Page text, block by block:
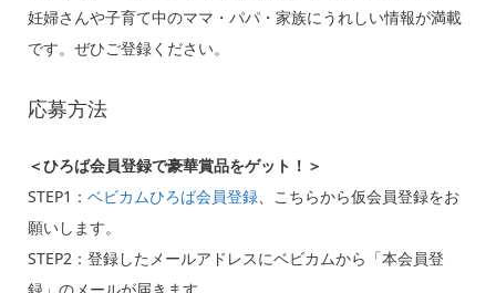
妊婦さんや子育て中のママ・パパ・家族にうれしい情報が満載
です。ぜひご登録ください。
応募方法
＜ひろば会員登録で豪華賞品をゲット！＞
STEP1： ベビカムひろば会員登録、こちらから仮会員登録をお
願いします。
STEP2：登録したメールアドレスにベビカムから「本会員登
録」のメールが届きます。